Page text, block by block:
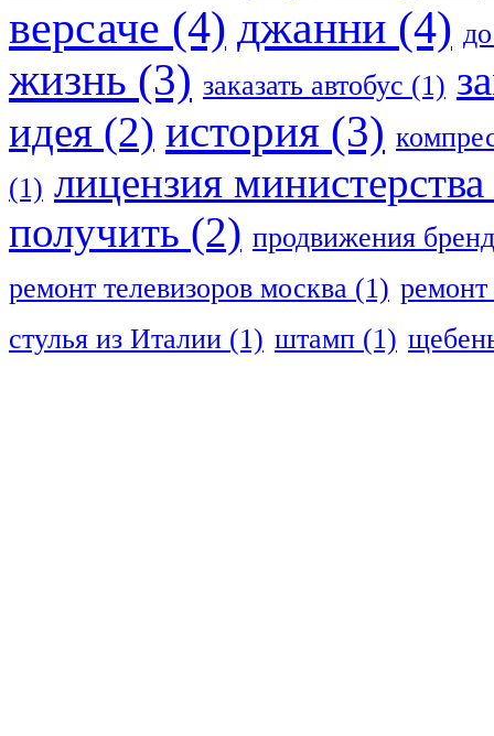
версаче (4) джанни (4)
жизнь (3) заказать автобус (1)
идея (2) история (3)
(1) лицензия
получить (2) продвижения
ремонт телевизоров москва (1) ремонт
стулья из Италии (1) штамп (1)